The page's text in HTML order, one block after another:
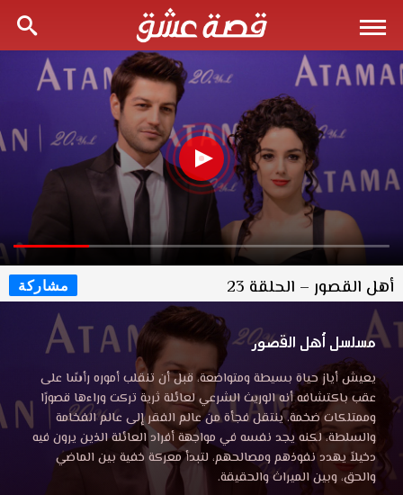
أهل القصور – الحلقة 23 مشاركة
مسلسل أهل القصور
يعيش أياز حياة بسيطة ومتواضعة، قبل أن تنقلب أموره رأسًا على
عقب باكتشافه أنه الوريث الشرعي لعائلة ثرية تركت وراءها قصورًا
وممتلكات ضخمة. ينتقل فجأة من عالم الفقر إلى عالم الفخامة
والسلطة، لكنه يجد نفسه في مواجهة أفراد العائلة الذين يرون فيه
دخيلاً يهدد نفوذهم ومصالحهم، لتبدأ معركة خفية بين الماضي
والحق، وبين الميراث والحقيقة.